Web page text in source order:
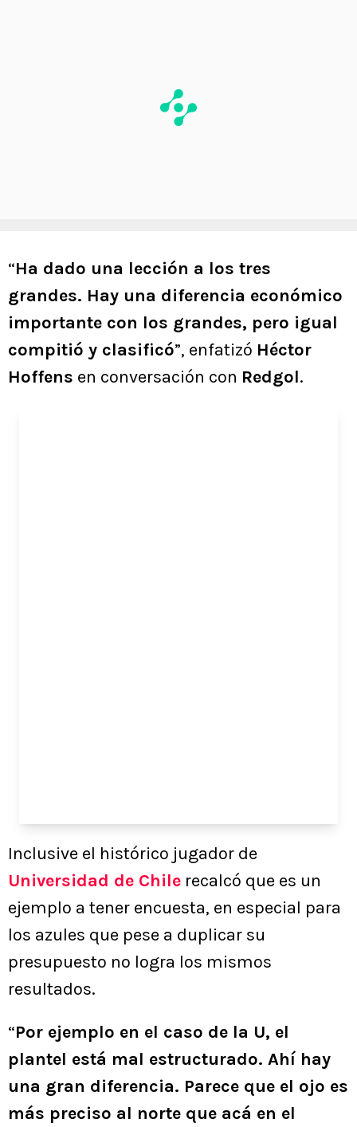
“Ha dado una lección a los tres
grandes. Hay una diferencia económico
importante con los grandes, pero igual
compitió y clasificó”, enfatizó Héctor
Hoffens en conversación con Redgol.
Inclusive el histórico jugador de
Universidad de Chile recalcó que es un
ejemplo a tener encuesta, en especial para
los azules que pese a duplicar su
presupuesto no logra los mismos
resultados.
“Por ejemplo en el caso de la U, el
plantel está mal estructurado. Ahí hay
una gran diferencia. Parece que el ojo es
más preciso al norte que acá en el